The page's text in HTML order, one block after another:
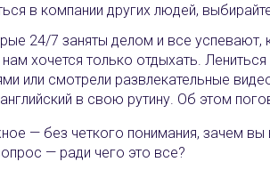
в компании других людей,
24/7 заняты делом и все успевают,
хочется только отдыхать.
или смотрели развлекательные
в свою рутину. Об этом
— без четкого понимания, зачем
— ради чего это все?